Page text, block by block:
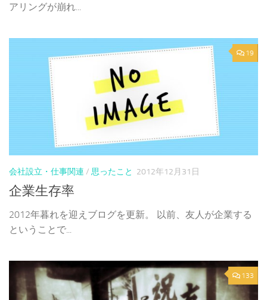
アリングが崩れ...
19
会社設立・仕事関連 / 思ったこと 2012年12月31日
企業生存率
2012年暮れを迎えブログを更新。 以前、友人が企業する
ということで...
133